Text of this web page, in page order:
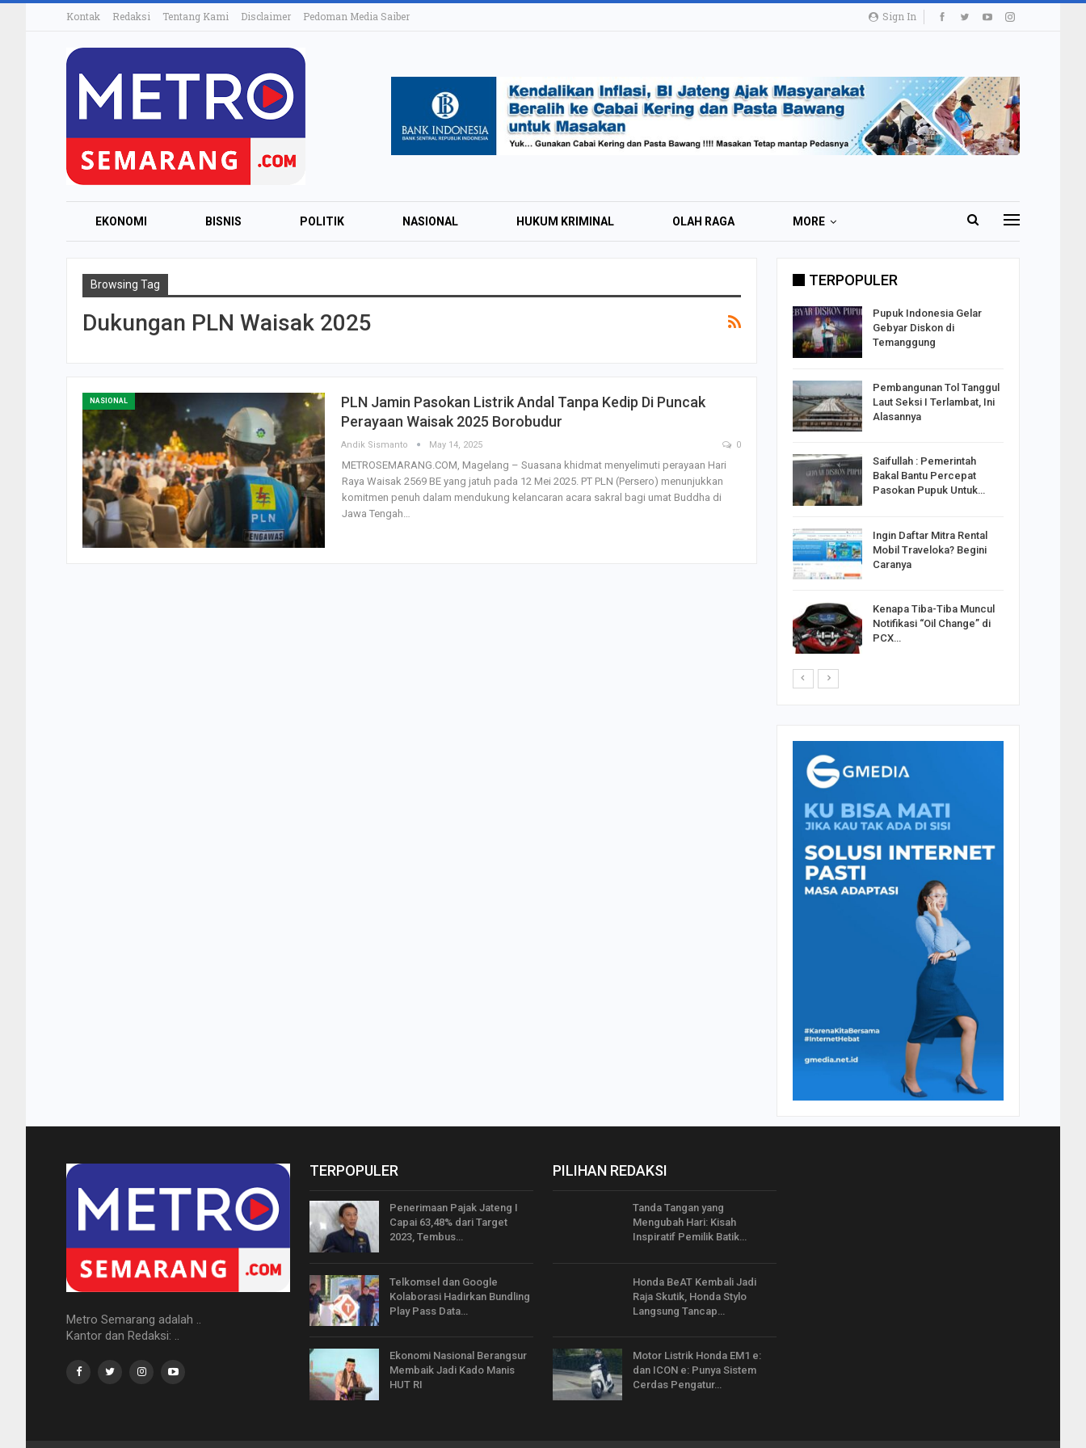
Sign In
Kontak Redaksi Tentang Kami Disclaimer Pedoman Media Saiber
EKONOMI BISNIS POLITIK NASIONAL HUKUM KRIMINAL OLAH RAGA MORE
Browsing Tag
Dukungan PLN Waisak 2025
NASIONAL
PLN Jamin Pasokan Listrik Andal Tanpa Kedip Di Puncak
Perayaan Waisak 2025 Borobudur
Andik Sismanto May 14, 2025 0
METROSEMARANG.COM, Magelang – Suasana khidmat menyelimuti perayaan Hari
Raya Waisak 2569 BE yang jatuh pada 12 Mei 2025. PT PLN (Persero) menunjukkan
komitmen penuh dalam mendukung kelancaran acara sakral bagi umat Buddha di
Jawa Tengah…
TERPOPULER
KAI Daop 4 Layani 51 Ribu
Wisman pada Semester I
Tempe Mendoan Pakai
Relawan “Aksi Sahabat
Gibran” Gelar Masak Sehat
di Semarang,…
Pupuk Indonesia Gelar
Gebyar Diskon di
Temanggung
Pembangunan Tol Tanggul
Laut Seksi I Terlambat, Ini
Alasannya
Saifullah : Pemerintah
Bakal Bantu Percepat
Pasokan Pupuk Untuk…
Ingin Daftar Mitra Rental
Mobil Traveloka? Begini
Caranya
Kenapa Tiba-Tiba Muncul
Notifikasi “Oil Change” di
PCX…
Metro Semarang adalah ..
Kantor dan Redaksi: ..
TERPOPULER
Penerimaan Pajak Jateng I
Capai 63,48% dari Target
2023, Tembus…
Telkomsel dan Google
Kolaborasi Hadirkan Bundling
Play Pass Data…
Ekonomi Nasional Berangsur
Membaik Jadi Kado Manis
HUT RI
PILIHAN REDAKSI
Tanda Tangan yang
Mengubah Hari: Kisah
Inspiratif Pemilik Batik…
Honda BeAT Kembali Jadi
Raja Skutik, Honda Stylo
Langsung Tancap…
Motor Listrik Honda EM1 e:
dan ICON e: Punya Sistem
Cerdas Pengatur…